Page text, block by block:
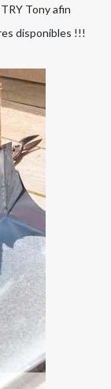
Tony afin
disponibles !!!